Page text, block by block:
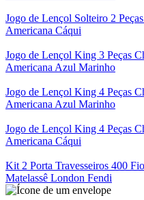
Jogo de Lençol Solteiro 2
Americana Cáqui
Jogo de Lençol King 3 Peças
Americana Azul Marinho
Jogo de Lençol King 4 Peças
Americana Azul Marinho
Jogo de Lençol King 4 Peças
Americana Cáqui
Kit 2 Porta Travesseiros 400
Matelassê London Fendi